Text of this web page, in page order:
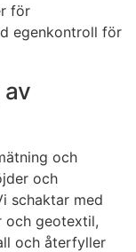
för
egenkontroll för
och
och
schaktar med
och geotextil,
och återfyller